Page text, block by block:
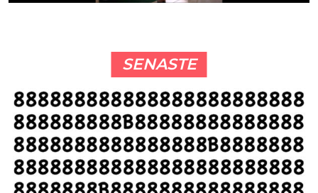
SENASTE